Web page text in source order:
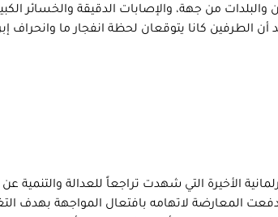
من جهة، والإصابات الدقيقة والخسائر
الطرفين كانا يتوقعان لحظة انفجار ما وانحراف
الأخيرة التي شهدت تراجعاً للعدالة والتنمية عن
دفعت المعارضة لاتهامه بافتعال المواجهة بهدف